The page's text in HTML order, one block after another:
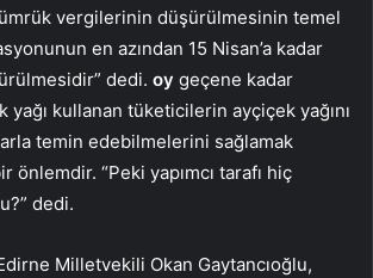
vergilerinin düşürülmesinin temel
en azından 15 Nisan’a kadar
dedi. oy geçene kadar
kullanan tüketicilerin ayçiçek yağını
temin edebilmelerini sağlamak
önlemdir. “Peki yapımcı tarafı hiç
dedi.
Milletvekili Okan Gaytancıoğlu,